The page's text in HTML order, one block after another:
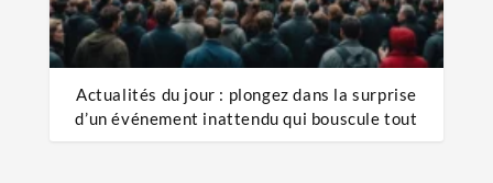
Actualités du jour : plongez dans la surprise
d’un événement inattendu qui bouscule tout